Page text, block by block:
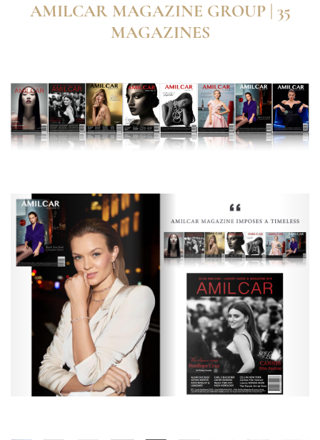
AMILCAR MAGAZINE GROUP | 35
MAGAZINES